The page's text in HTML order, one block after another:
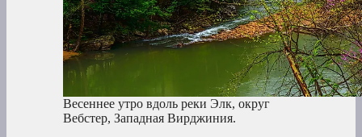
Весеннее утро вдоль реки Элк, округ
Вебстер, Западная Вирджиния.